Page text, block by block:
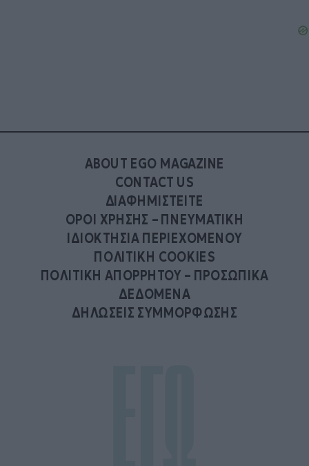
ABOUT EGO MAGAZINE
CONTACT US
ΔΙΑΦΗΜΙΣΤΕΙΤΕ
ΟΡΟΙ ΧΡΗΣΗΣ – ΠΝΕΥΜΑΤΙΚΗ
ΙΔΙΟΚΤΗΣΙΑ ΠΕΡΙΕΧΟΜΕΝΟΥ
ΠΟΛΙΤΙΚΗ COOKIES
ΠΟΛΙΤΙΚΗ ΑΠΟΡΡΗΤΟΥ – ΠΡΟΣΩΠΙΚΑ
ΔΕΔΟΜΕΝΑ
ΔΗΛΩΣΕΙΣ ΣΥΜΜΟΡΦΩΣΗΣ